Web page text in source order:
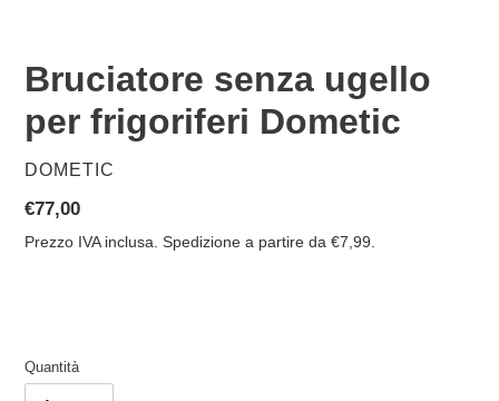
Bruciatore senza ugello
per frigoriferi Dometic
VENDITORE
DOMETIC
Prezzo
di
€77,00
Prezzo IVA inclusa. Spedizione a partire da €7,99.
Quantità